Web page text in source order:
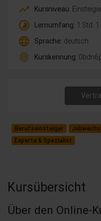
trending_up Kursniveau: Einsteiger
timelapse Lernumfang: 1 Std.
language Sprache: deutsch
fingerprint Kurskennung:
Berufseinsteiger
Experte & Spezialist
Kursübersicht
Über den Online-